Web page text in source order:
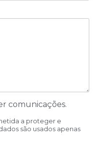
comunicações.
a proteger e
são usados apenas